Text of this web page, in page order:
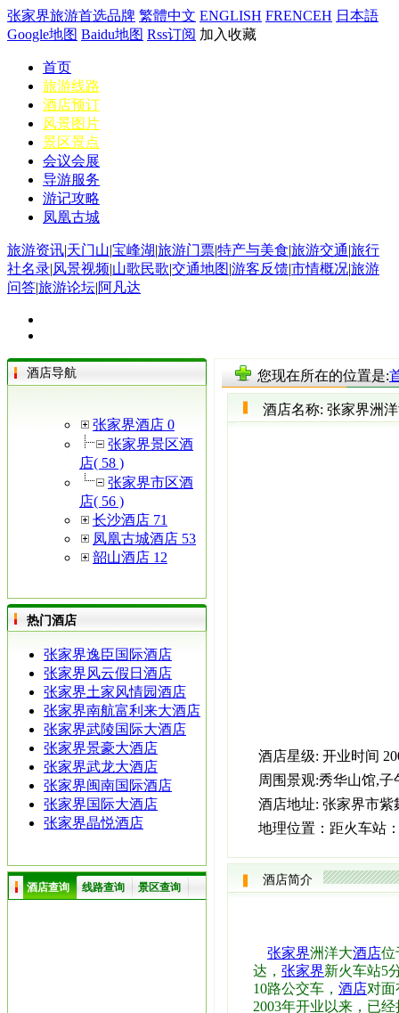
张家界旅游首选品牌 繁體中文 ENGLISH FRENCEH 日本語
Google地图 Baidu地图 Rss订阅 加入收藏
首页
旅游线路
酒店预订
风景图片
景区景点
会议会展
导游服务
游记攻略
凤凰古城
旅游资讯|天门山|宝峰湖|旅游门票|特产与美食|旅游交通|旅行
社名录|风景视频|山歌民歌|交通地图|游客反馈|市情概况|旅游
问答|旅游论坛|阿凡达
酒店导航
张家界酒店 0
张家界景区酒
店( 58 )
张家界市区酒
店( 56 )
长沙酒店 71
凤凰古城酒店 53
韶山酒店 12
热门酒店
张家界逸臣国际酒店
张家界风云假日酒店
张家界土家风情园酒店
张家界南航富利来大酒店
张家界武陵国际大酒店
张家界景豪大酒店
张家界武龙大酒店
张家界闽南国际酒店
张家界国际大酒店
张家界晶悦酒店
酒店查询 线路查询 景区查询
您现在所在的位置是:
酒店名称: 张家界洲
酒店星级: 开业时间
周围景观:秀华山馆,子
酒店地址: 张家界市紫
地理位置： 距火车站
酒店简介
张家界洲洋大酒店位
达， 张家界新火车站5
10路公交车， 酒店对面
2003年开业以来，已